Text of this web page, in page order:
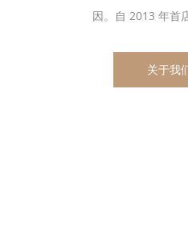
因。自 2013 年首
关于我